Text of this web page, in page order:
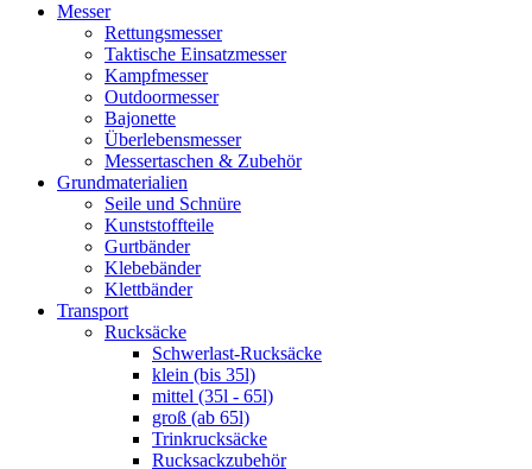
Messer
Rettungsmesser
Taktische Einsatzmesser
Kampfmesser
Outdoormesser
Bajonette
Überlebensmesser
Messertaschen & Zubehör
Grundmaterialien
Seile und Schnüre
Kunststoffteile
Gurtbänder
Klebebänder
Klettbänder
Transport
Rucksäcke
Schwerlast-Rucksäcke
klein (bis 35l)
mittel (35l - 65l)
groß (ab 65l)
Trinkrucksäcke
Rucksackzubehör